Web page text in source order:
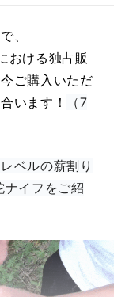
、
おける独占販
ご購入いただ
います！
（7
ベルの薪割り
イフをご紹